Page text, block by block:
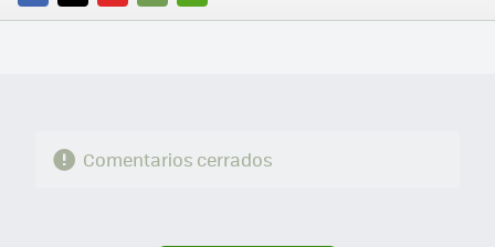
FACEBOOK
TWITTERFLIPBOARD
E-
WHATSAPP
Comentarios cerrados